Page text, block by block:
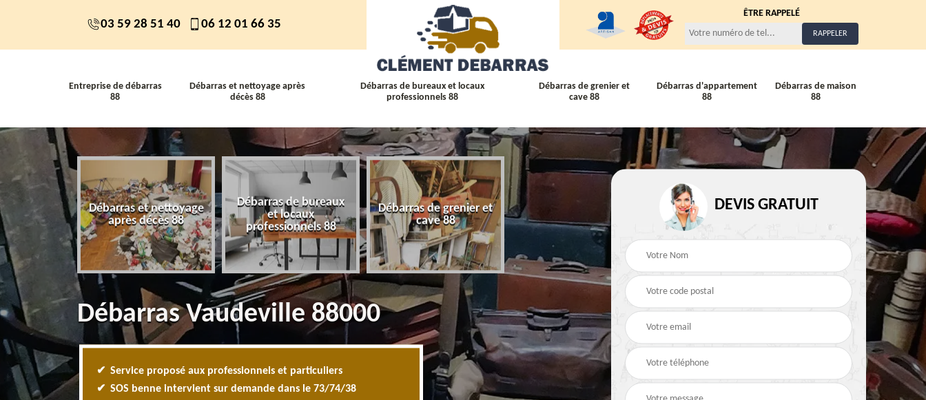
03 59 28 51 40 06 12 01 66 35
ÊTRE RAPPELÉ
Entreprise de débarras
88
Débarras et nettoyage après
décès 88
Débarras de bureaux et locaux
professionnels 88
Débarras de grenier et
cave 88
Débarras d'appartement
88
Débarras de maison
88
débarras
Débarras et nettoyage
après décès 88
Débarras de bureaux
et locaux
professionnels 88
Débarras de grenier et
cave 88
d'appartement 88
Débarras de maison 88
Entreprise de
88
Débarras Vaudeville 88000
Service proposé aux professionnels et particuliers
SOS benne intervient sur demande dans le 73/74/38
DEVIS GRATUIT